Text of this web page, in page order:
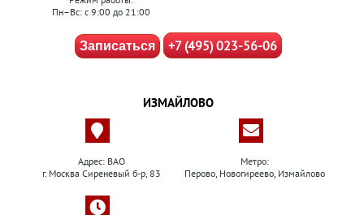
Пн–Вс: с 9:00 до 21:00
Записаться +7 (495) 023-56-06
ИЗМАЙЛОВО
Адрес: ВАО
г. Москва Сиреневый б-р, 83
Метро:
Перово, Новогиреево, Измайлово